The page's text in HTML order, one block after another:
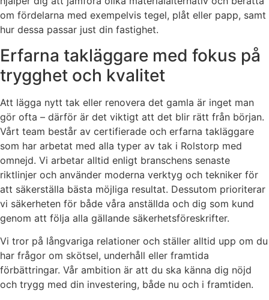
om fördelarna med exempelvis tegel, plåt eller papp, samt
hur dessa passar just din fastighet.
Erfarna takläggare med fokus på
trygghet och kvalitet
Att lägga nytt tak eller renovera det gamla är inget man
gör ofta – därför är det viktigt att det blir rätt från början.
Vårt team består av certifierade och erfarna takläggare
som har arbetat med alla typer av tak i Rolstorp med
omnejd. Vi arbetar alltid enligt branschens senaste
riktlinjer och använder moderna verktyg och tekniker för
att säkerställa bästa möjliga resultat. Dessutom prioriterar
vi säkerheten för både våra anställda och dig som kund
genom att följa alla gällande säkerhetsföreskrifter.
Vi tror på långvariga relationer och ställer alltid upp om du
har frågor om skötsel, underhåll eller framtida
förbättringar. Vår ambition är att du ska känna dig nöjd
och trygg med din investering, både nu och i framtiden.